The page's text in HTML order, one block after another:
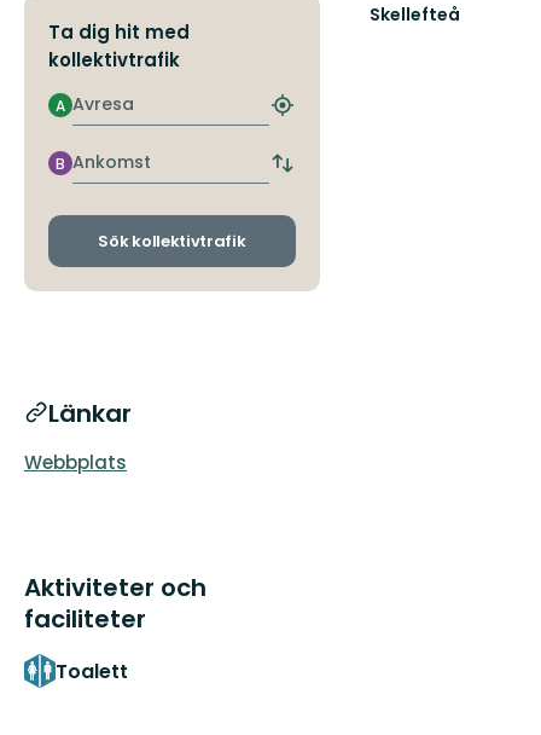
Ta dig hit med
kollektivtrafik
Avresa
A
Hitta
hållplats
Ankomst
B
Byt
och
Sök kollektivtrafik
Länkar
Webbplats
Aktiviteter och
faciliteter
Toalett
Skellefteå